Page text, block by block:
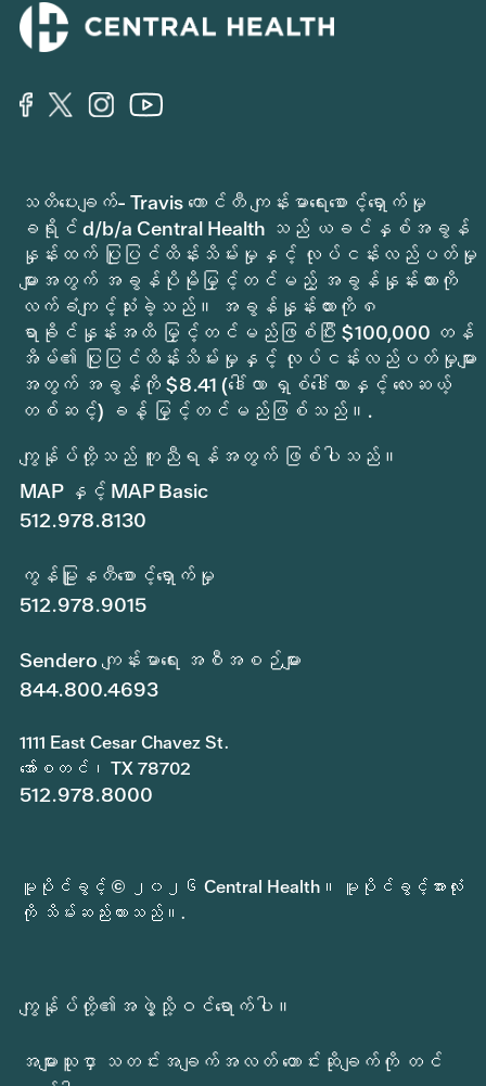
သတိပေးချက်- Travis ကောင်တီ ကျန်းမာရေးစောင့်ရှောက်မှု
ခရိုင် d/b/a Central Health သည် ယခင်နှစ်အခွန်
နှုန်းထက် ပြုပြင်ထိန်းသိမ်းမှုနှင့် လုပ်ငန်းလည်ပတ်မှု
များအတွက် အခွန်ပိုမိုမြှင့်တင်မည့် အခွန်နှုန်းထားကို
လက်ခံကျင့်သုံးခဲ့သည်။ အခွန်နှုန်းထားကို ၈
ရာခိုင်နှုန်းအထိ မြှင့်တင်မည်ဖြစ်ပြီး $100,000 တန်
အိမ်၏ ပြုပြင်ထိန်းသိမ်းမှုနှင့် လုပ်ငန်းလည်ပတ်မှုများ
အတွက် အခွန်ကို $8.41 (ဒေါ်လာ ရှစ်ဒေါ်လာနှင့် လေးဆယ့်
တစ်ဆင့်) ခန့် မြှင့်တင်မည်ဖြစ်သည်။.
ကျွန်ုပ်တို့သည် ကူညီရန်အတွက် ဖြစ်ပါသည်။
MAP နှင့် MAP Basic
512.978.8130
ကွန်မြူနတီစောင့်ရှောက်မှု
512.978.9015
Sendero ကျန်းမာရေး အစီအစဉ်များ
844.800.4693
1111 East Cesar Chavez St.
အော်စတင်၊ TX 78702
512.978.8000
မူပိုင်ခွင့် © ၂၀၂၆ Central Health။ မူပိုင်ခွင့်အားလုံး
ကို သိမ်းဆည်းထားသည်။.
ကျွန်ုပ်တို့၏အဖွဲ့သို့ဝင်ရောက်ပါ။
အများသူငှာ သတင်းအချက်အလတ် တောင်းဆိုချက်ကို တင်